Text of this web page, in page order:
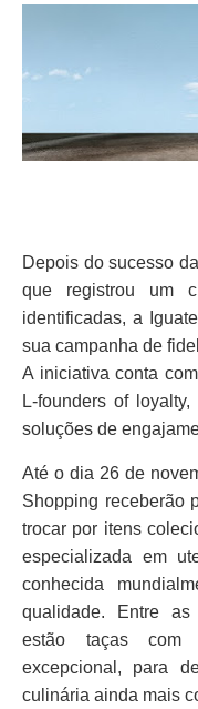
Depois do sucesso
que registrou um
identificadas, a
sua campanha de
A iniciativa conta
L-founders of
soluções de
Até o dia 26 de
Shopping receberão
trocar por itens
especializada em
conhecida
qualidade. Entre as
estão taças com
excepcional, para
culinária ainda mais